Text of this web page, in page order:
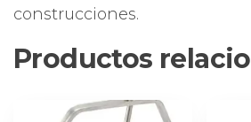
construcciones.
Productos